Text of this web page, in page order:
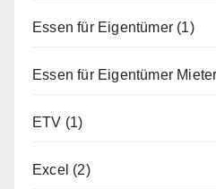
Essen für Eigentümer (1)
Essen für Eigentümer
ETV (1)
Excel (2)